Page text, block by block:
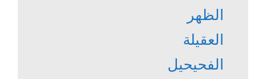
الظهر
العقيلة
الفحيحيل